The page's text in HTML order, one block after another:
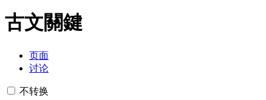
古文關鍵
页面
讨论
不转换